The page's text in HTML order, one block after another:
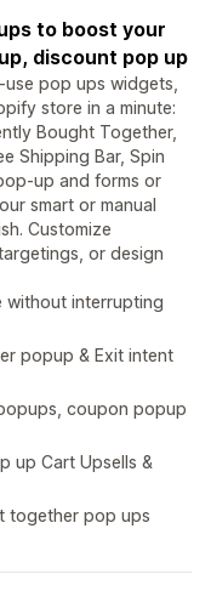
to boost your
discount pop up
use pop ups widgets,
store in a minute:
Bought Together,
Shipping Bar, Spin
up and forms or
smart or manual
Customize
or design
without interrupting
popup & Exit intent
coupon popup
up Cart Upsells &
together pop ups